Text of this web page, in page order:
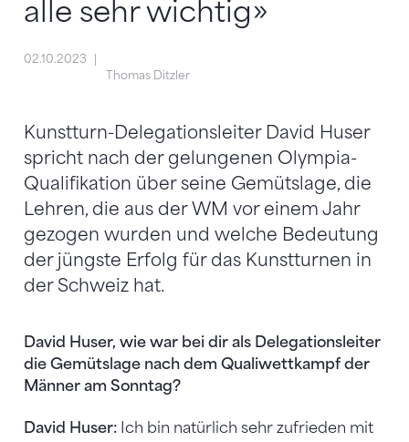
alle sehr wichtig»
02.10.2023
Thomas Ditzler
Kunstturn-Delegationsleiter David Huser
spricht nach der gelungenen Olympia-
Qualifikation über seine Gemütslage, die
Lehren, die aus der WM vor einem Jahr
gezogen wurden und welche Bedeutung
der jüngste Erfolg für das Kunstturnen in
der Schweiz hat.
David Huser, wie war bei dir als Delegationsleiter
die Gemütslage nach dem Qualiwettkampf der
Männer am Sonntag?
David Huser: Ich bin natürlich sehr zufrieden mit